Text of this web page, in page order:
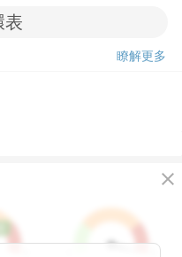
瞭解更多
close